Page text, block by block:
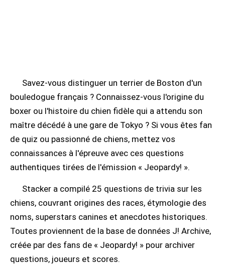
Savez-vous distinguer un terrier de Boston d'un
bouledogue français ? Connaissez-vous l'origine du
boxer ou l'histoire du chien fidèle qui a attendu son
maître décédé à une gare de Tokyo ? Si vous êtes fan
de quiz ou passionné de chiens, mettez vos
connaissances à l'épreuve avec ces questions
authentiques tirées de l'émission « Jeopardy! ».
Stacker a compilé 25 questions de trivia sur les
chiens, couvrant origines des races, étymologie des
noms, superstars canines et anecdotes historiques.
Toutes proviennent de la base de données J! Archive,
créée par des fans de « Jeopardy! » pour archiver
questions, joueurs et scores.